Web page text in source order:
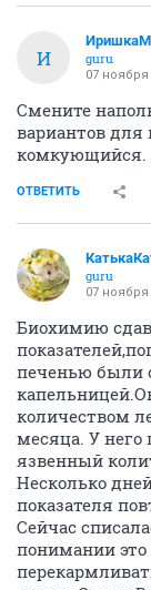
И
ИришкаМ
guru
07 ноября
Смените
вариантов
комкующийся.
ОТВЕТИТЬ
guru
07 ноября
Биохимию
печенью были
количеством
месяца. У
язвенный
Несколько
показателя
Сейчас
понимании это